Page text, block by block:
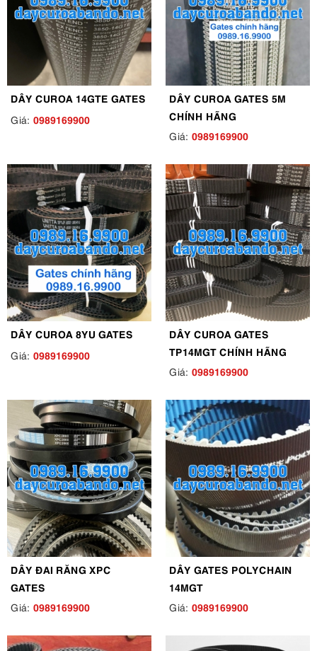
DÂY CUROA 14GTE GATES
Giá: 0989169900
DÂY CUROA GATES 5M
CHÍNH HÃNG
Giá: 0989169900
DÂY CUROA 8YU GATES
Giá: 0989169900
DÂY CUROA GATES
TP14MGT CHÍNH HÃNG
Giá: 0989169900
DÂY ĐAI RĂNG XPC
GATES
Giá: 0989169900
DÂY GATES POLYCHAIN
14MGT
Giá: 0989169900